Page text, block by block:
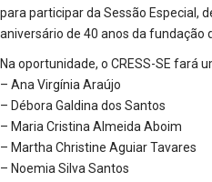
para participar da Sessão Especial,
aniversário de 40 anos da fundação
Na oportunidade, o CRESS-SE fará
– Ana Virgínia Araújo
– Débora Galdina dos Santos
– Maria Cristina Almeida Aboim
– Martha Christine Aguiar Tavares
– Noemia Silva Santos